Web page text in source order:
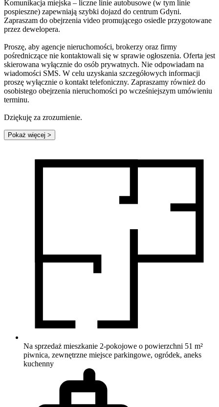
Komunikacja miejska – liczne linie autobusowe (w tym linie
pospieszne) zapewniają szybki dojazd do centrum Gdyni.
Zapraszam do obejrzenia video promującego osiedle przygotowane
przez dewelopera.
Proszę, aby agencje nieruchomości, brokerzy oraz firmy
pośredniczące nie kontaktowali się w sprawie ogłoszenia. Oferta jest
skierowana wyłącznie do osób prywatnych. Nie odpowiadam na
wiadomości SMS. W celu uzyskania szczegółowych informacji
proszę wyłącznie o kontakt telefoniczny. Zapraszamy również do
osobistego obejrzenia nieruchomości po wcześniejszym umówieniu
terminu.
Dziękuję za zrozumienie.
Pokaż więcej >
Na sprzedaż mieszkanie 2-pokojowe o powierzchni 51 m²
piwnica, zewnętrzne miejsce parkingowe, ogródek, aneks
kuchenny